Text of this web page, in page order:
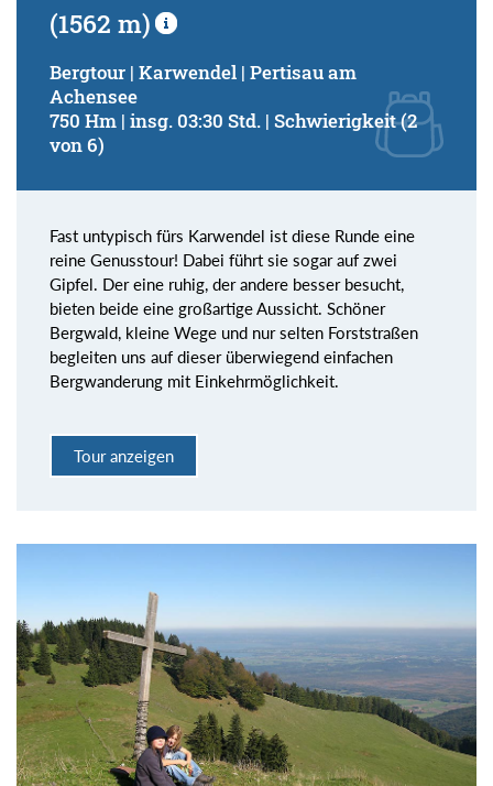
(1562 m)
Bergtour | Karwendel | Pertisau am
Achensee
750 Hm | insg. 03:30 Std. | Schwierigkeit (2
von 6)
Fast untypisch fürs Karwendel ist diese Runde eine
reine Genusstour! Dabei führt sie sogar auf zwei
Gipfel. Der eine ruhig, der andere besser besucht,
bieten beide eine großartige Aussicht. Schöner
Bergwald, kleine Wege und nur selten Forststraßen
begleiten uns auf dieser überwiegend einfachen
Bergwanderung mit Einkehrmöglichkeit.
Tour anzeigen